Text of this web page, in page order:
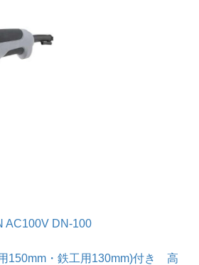
AC100V DN-100
150mm・鉄工用130mm)付き 高